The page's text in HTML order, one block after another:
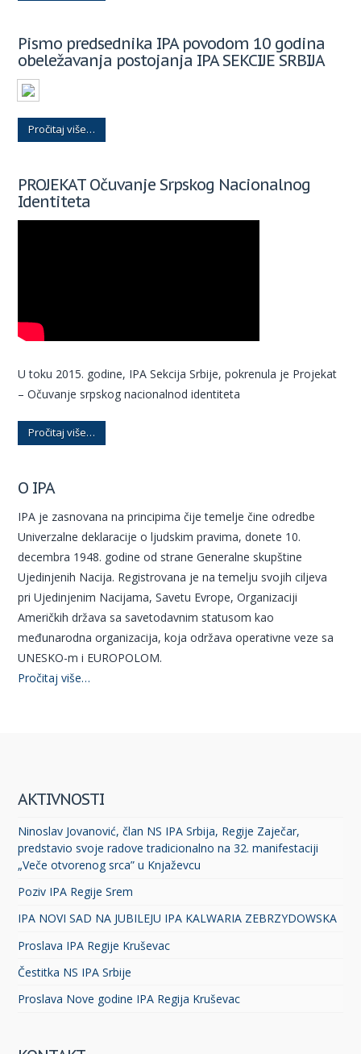
Pismo predsednika IPA povodom 10 godina
obeležavanja postojanja IPA SEKCIJE SRBIJA
Pročitaj više…
PROJEKAT Očuvanje Srpskog Nacionalnog
Identiteta
U toku 2015. godine, IPA Sekcija Srbije, pokrenula je Projekat
– Očuvanje srpskog nacionalnod identiteta
Pročitaj više…
O IPA
IPA je zasnovana na principima čije temelje čine odredbe
Univerzalne deklaracije o ljudskim pravima, donete 10.
decembra 1948. godine od strane Generalne skupštine
Ujedinjenih Nacija. Registrovana je na temelju svojih ciljeva
pri Ujedinjenim Nacijama, Savetu Evrope, Organizaciji
Američkih država sa savetodavnim statusom kao
međunarodna organizacija, koja održava operativne veze sa
UNESKO-m i EUROPOLOM.
Pročitaj više…
AKTIVNOSTI
Ninoslav Jovanović, član NS IPA Srbija, Regije Zaječar,
predstavio svoje radove tradicionalno na 32. manifestaciji
„Veče otvorenog srca” u Knjaževcu
Poziv IPA Regije Srem
IPA NOVI SAD NA JUBILEJU IPA KALWARIA ZEBRZYDOWSKA
Proslava IPA Regije Kruševac
Čestitka NS IPA Srbije
Proslava Nove godine IPA Regija Kruševac